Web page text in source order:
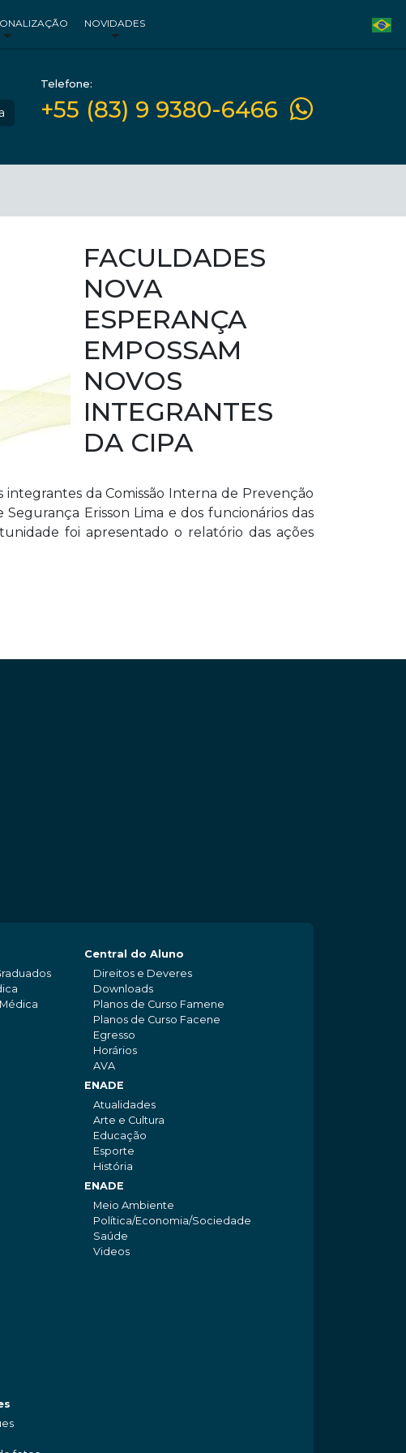
NOVIDADES
Telefone:
+55 (83) 9 9380-6466
FACULDADES
NOVA
ESPERANÇA
EMPOSSAM
NOVOS
INTEGRANTES
DA CIPA
integrantes da Comissão Interna de Prevenção
Erisson Lima e dos funcionários das
foi apresentado o relatório das ações
Central do Aluno
Direitos e Deveres
Downloads
Planos de Curso Famene
Planos de Curso Facene
Egresso
Horários
AVA
ENADE
Atualidades
Arte e Cultura
Educação
Esporte
História
ENADE
Meio Ambiente
Política/Economia/Sociedade
Saúde
Videos